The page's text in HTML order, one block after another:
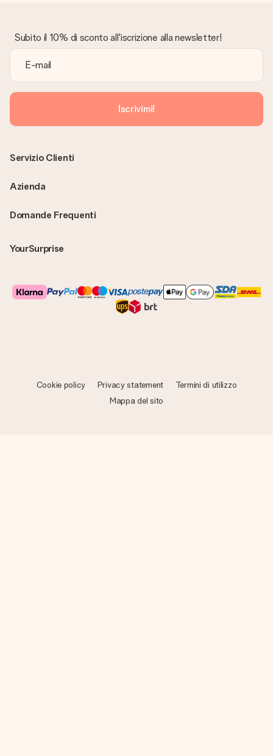
Subito il 10% di sconto all'iscrizione alla newsletter!
Iscrivimi!
Domande Frequenti
YourSurprise
Servizio Clienti
Azienda
Cookie policy Privacy statement
Termini di utilizzo
Mappa del sito